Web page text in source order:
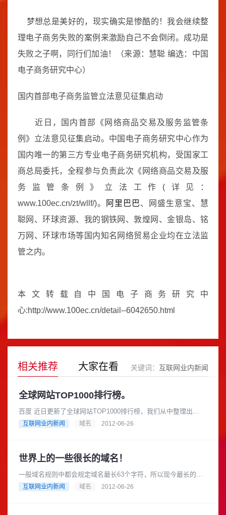
梦想总是美好的，现实确实是惨酷的！我会继续整
理电子商务失败的案例来激励自己不会倒闭。成功是
失败之子啊，同行们加油！（来源：慧聪 编选：中国
电子商务研究中心）
国内首部电子商务监管立法意见征集启动
近日，国内首部《网络商品交易及服务监管条
例》立法意见征集启动。中国电子商务研究中心作为
国内唯一的第三方专业电子商务研究机构，受国家工
商总局委托，全程参与负责此次《网络商品交易及服
务监管条例》立法工作(详见：
www.100ec.cn/zt/wllf/)。
阿里巴巴、网盛生意宝、慧
聪网、环球资源、我的钢铁网、敦煌网、金银岛、铭
万网、环球市场等国内知名网络贸易企业均在立法监
管之内。
本文转载自中国电子商务研究中
心:http://www.100ec.cn/detail--6042650.html
相关推荐 大家在看 关键词： 互联网业内新闻
全球网站TOP1000排行榜。
百度 近日更新了全球网站TOP1000排行榜，我们从中整理出
Top100榜单，国内企业在全球网站Top100榜单入围的共有31个，
互联网业内新闻 域名 2012-06-26
世界上的一些很长的域名！
一般域名规则中都会规定域名最长63个字符，所以现今最长的域
名是63个字符，最长域名已经不止一个了，我们来看看这些有趣
互联网业内新闻 域名 2012-06-26